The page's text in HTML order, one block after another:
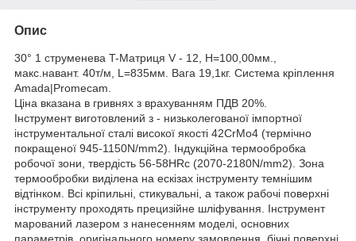
Опис
30° 1 струменева T-Матриця V - 12, H=100,00мм.,
макс.навант. 40т/м, L=835мм. Вага 19,1кг. Система кріплення
Amada|Promecam.
Ціна вказана в гривнях з врахуванням ПДВ 20%.
Інструмент виготовлений з - низьколегованої імпортної
інструментальної сталі високої якості 42CrMo4 (термічно
покращеної 945-1150N/mm2). Індукційна термообробка
робочої зони, твердість 56-58HRc (2070-2180N/mm2). Зона
термообробки виділена на ескізах інструменту темнішим
відтінком. Всі кріпильні, стикувальні, а також рабочі поверхні
інструменту проходять прецизійне шліфування. Інструмент
марований лазером з нанесенням моделі, основних
параметрів, оригінального номеру замовлення, бічні поверхні